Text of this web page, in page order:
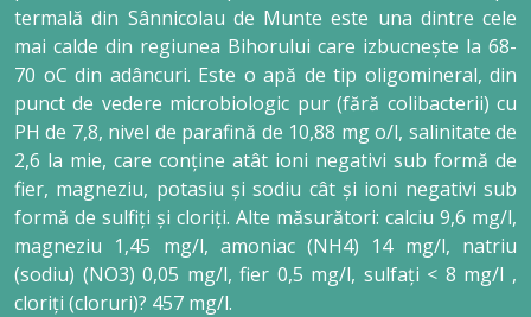
termală din Sânnicolau de Munte este una dintre cele
mai calde din regiunea Bihorului care izbucnește la 68-
70 oC din adâncuri. Este o apă de tip oligomineral, din
punct de vedere microbiologic pur (fără colibacterii) cu
PH de 7,8, nivel de parafină de 10,88 mg o/l, salinitate de
2,6 la mie, care conține atât ioni negativi sub formă de
fier, magneziu, potasiu și sodiu cât și ioni negativi sub
formă de sulfiți și cloriți. Alte măsurători: calciu 9,6 mg/l,
magneziu 1,45 mg/l, amoniac (NH4) 14 mg/l, natriu
(sodiu) (NO3) 0,05 mg/l, fier 0,5 mg/l, sulfați < 8 mg/l ,
cloriți (cloruri)? 457 mg/l.